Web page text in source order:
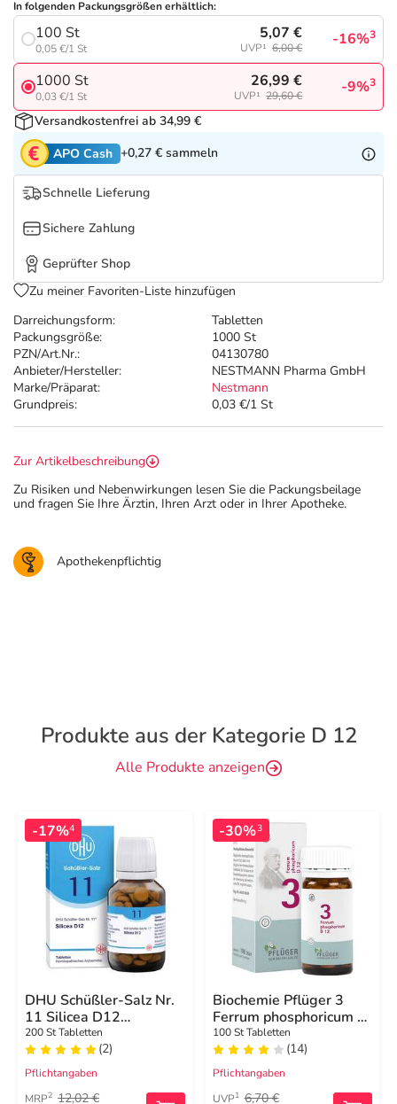
Tierapotheke
Vitamine & Mineralstoffe
Marken
Salus Deals
Darreichungsform:
Tabletten
Packungsgröße:
1000 St
PZN/Art.Nr.:
04130780
Anbieter/Hersteller:
NESTMANN Pharma GmbH
Marke/Präparat:
Nestmann
Grundpreis:
0,03 €/1 St
In folgenden Packungsgrößen erhältlich:
100 St
0,05 €/1 St
5,07 €
UVP¹ 6,00 € -16%3
1000 St
0,03 €/1 St
26,99 €
UVP¹ 29,60 € -9%3
Versandkostenfrei ab 34,99 €
APO Cash +0,27 € sammeln
Schnelle Lieferung
Sichere Zahlung
Geprüfter Shop
Zu meiner Favoriten-Liste hinzufügen
Zur Artikelbeschreibung
Zu Risiken und Nebenwirkungen lesen Sie die Packungsbeilage
und fragen Sie Ihre Ärztin, Ihren Arzt oder in Ihrer Apotheke.
Apothekenpflichtig
Produkte aus der Kategorie D 12
Alle Produkte anzeigen
-17%4
DHU Schüßler-Salz Nr.
11 Silicea D12
Tabletten
200 St Tabletten
(2)
Pflichtangaben
MRP2 12,02 €
-30%3
Biochemie Pflüger 3
Ferrum phosphoricum D
12 Tabletten
100 St Tabletten
(14)
Pflichtangaben
UVP1 6,70 €